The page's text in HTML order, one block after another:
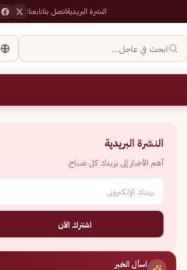
النشرة البريديةاتصل بناتابعنا:
ابحث في عاجل…
النشرة البريدية
أهم الأخبار إلى بريدك كل صباح.
اشترك الآن
اسأل الخبر